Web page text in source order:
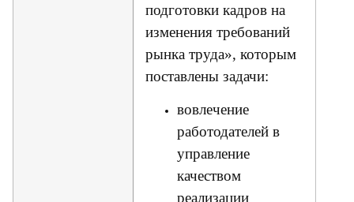
подготовки кадров на
изменения требований
рынка труда», которым
поставлены задачи:
вовлечение
работодателей в
управление
качеством
реализации